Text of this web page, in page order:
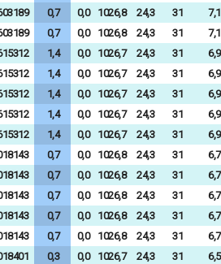
0,7 0,0 1026,8 24,3 31
7,1
0,7 0,0 1026,8 24,3 31
7,1
1,4 0,0 1026,7 24,3 31
6,9
1,4 0,0 1026,7 24,3 31
6,9
1,4 0,0 1026,7 24,3 31
6,9
1,4 0,0 1026,7 24,3 31
6,9
1,4 0,0 1026,7 24,3 31
6,9
0,7 0,0 1026,8 24,3 31
6,7
0,7 0,0 1026,8 24,3 31
6,7
0,7 0,0 1026,8 24,3 31
6,7
0,7 0,0 1026,8 24,3 31
6,7
0,7 0,0 1026,8 24,3 31
6,7
0,3 0,0 1026,7 24,3 31
6,5